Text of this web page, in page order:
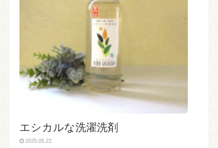
エシカルな洗濯洗剤
2025.05.22